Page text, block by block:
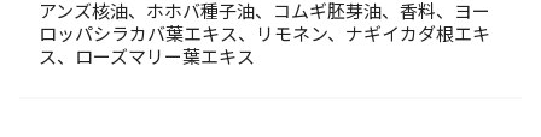
アンズ核油、ホホバ種子油、コムギ胚芽油、香料、ヨー
ロッパシラカバ葉エキス、リモネン、ナギイカダ根エキ
ス、ローズマリー葉エキス